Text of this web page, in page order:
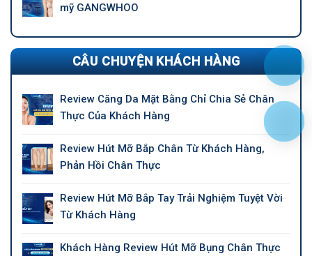
mỹ GANGWHOO
CÂU CHUYỆN KHÁCH HÀNG
Review Căng Da Mặt Bằng Chỉ Chia Sẻ Chân
Thực Của Khách Hàng
Review Hút Mỡ Bắp Chân Từ Khách Hàng,
Phản Hồi Chân Thực
Review Hút Mỡ Bắp Tay Trải Nghiệm Tuyệt Vời
Từ Khách Hàng
Khách Hàng Review Hút Mỡ Bụng Chân Thực